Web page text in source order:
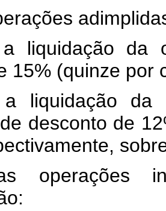
liquidação da
15% (quinze
liquidação da
desconto de
operações